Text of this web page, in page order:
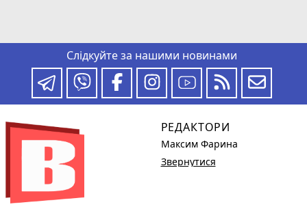
Слідкуйте за нашими новинами
РЕДАКТОРИ
Максим Фарина
Звернутися